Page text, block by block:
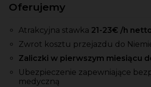
Oferujemy
Atrakcyjna stawka 21-23€ /h netto
Zwrot kosztu przejazdu do
Zaliczki w pierwszym miesiącu
Ubezpieczenie zapewniające
medyczną